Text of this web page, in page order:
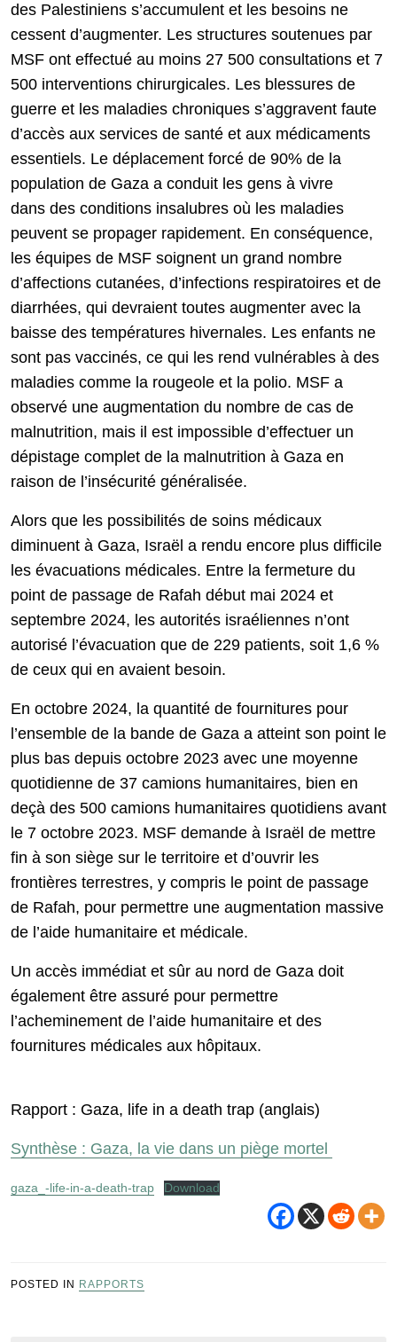
des Palestiniens s’accumulent et les besoins ne
cessent d’augmenter. Les structures soutenues par
MSF ont effectué au moins 27 500 consultations et 7
500 interventions chirurgicales. Les blessures de
guerre et les maladies chroniques s’aggravent faute
d’accès aux services de santé et aux médicaments
essentiels. Le déplacement forcé de 90% de la
population de Gaza a conduit les gens à vivre
dans des conditions insalubres où les maladies
peuvent se propager rapidement. En conséquence,
les équipes de MSF soignent un grand nombre
d’affections cutanées, d’infections respiratoires et de
diarrhées, qui devraient toutes augmenter avec la
baisse des températures hivernales. Les enfants ne
sont pas vaccinés, ce qui les rend vulnérables à des
maladies comme la rougeole et la polio. MSF a
observé une augmentation du nombre de cas de
malnutrition, mais il est impossible d’effectuer un
dépistage complet de la malnutrition à Gaza en
raison de l’insécurité généralisée.
Alors que les possibilités de soins médicaux
diminuent à Gaza, Israël a rendu encore plus difficile
les évacuations médicales. Entre la fermeture du
point de passage de Rafah début mai 2024 et
septembre 2024, les autorités israéliennes n’ont
autorisé l’évacuation que de 229 patients, soit 1,6 %
de ceux qui en avaient besoin.
En octobre 2024, la quantité de fournitures pour
l’ensemble de la bande de Gaza a atteint son point le
plus bas depuis octobre 2023 avec une moyenne
quotidienne de 37 camions humanitaires, bien en
deçà des 500 camions humanitaires quotidiens avant
le 7 octobre 2023. MSF demande à Israël de mettre
fin à son siège sur le territoire et d’ouvrir les
frontières terrestres, y compris le point de passage
de Rafah, pour permettre une augmentation massive
de l’aide humanitaire et médicale.
Un accès immédiat et sûr au nord de Gaza doit
également être assuré pour permettre
l’acheminement de l’aide humanitaire et des
fournitures médicales aux hôpitaux.
Rapport : Gaza, life in a death trap (anglais)
Synthèse : Gaza, la vie dans un piège mortel
gaza_-life-in-a-death-trap Download
POSTED IN RAPPORTS